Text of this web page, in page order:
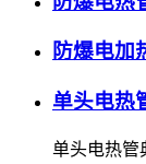
防爆电加
单头电热
单头电热管